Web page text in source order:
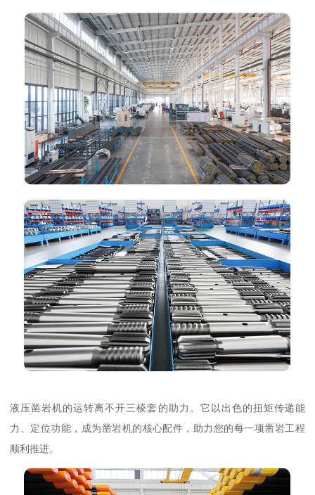
液压凿岩机的运转离不开三棱套的助力。它以出色的扭矩传递能
力、定位功能，成为凿岩机的核心配件，助力您的每一项凿岩工程
顺利推进。